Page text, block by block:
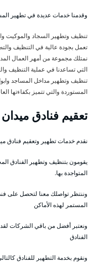
وقدمنا خدمات عديدة في تطهير
تنظيف وتطهير السجاد والموكيت
تعمل بجودة عالية في التنظيف
نمتلك مجموعة من أمهر العمال
التي تساعدنا في عملية التنظيف
تنظيف وتطهير مداخل المساجد
المستوردة والتي تتميز بكفاءتها
تعقيم فنادق
نقدم خدمات تطهير وتعقيم فنادق
يقومون بتنظيف وتطهير الفنادق
المتواجدة بها.
وننتظر تواصلك معنا لتحصل على
المستمر لهذه الأماكن
ونعتبر أفضل من باقي الشركات
الفنادق
ونقوم بخدمة التطهير للفنادق